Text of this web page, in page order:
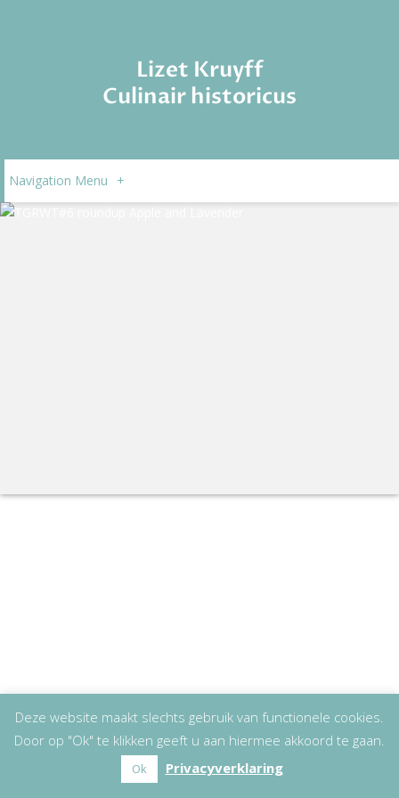
Lizet Kruyff
Culinair historicus
Navigation Menu +
Deze website maakt slechts gebruik van functionele cookies.
Door op "Ok" te klikken geeft u aan hiermee akkoord te gaan.
Ok Privacyverklaring